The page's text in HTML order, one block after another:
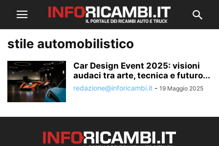
stile automobilistico
Car Design Event 2025: visioni
audaci tra arte, tecnica e futuro...
redazione@inforicambi.it - 19 Maggio 2025